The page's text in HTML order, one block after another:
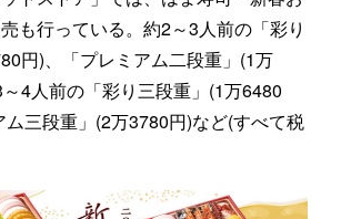
も行っている。約2～3人前の「彩り
円)、「プレミアム二段重」(1万
4人前の「彩り三段重」(1万6480
ム三段重」(2万3780円)など(すべて税